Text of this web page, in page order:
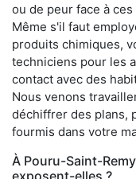
ou de peur face à
Même s'il faut
produits chimiques,
techniciens pour les
contact avec des
Nous venons
déchiffrer des plans,
fourmis dans votre
À Pouru-Saint-
exposent-elles ?